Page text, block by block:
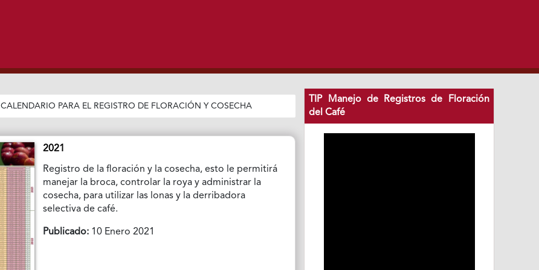
CALENDARIO PARA EL REGISTRO DE FLORACIÓN Y COSECHA
2021
Registro de la floración y la cosecha, esto le permitirá
manejar la broca, controlar la roya y administrar la
cosecha, para utilizar las lonas y la derribadora
selectiva de café.
Publicado: 10 Enero 2021
TIP Manejo de Registros de Floración
del Café